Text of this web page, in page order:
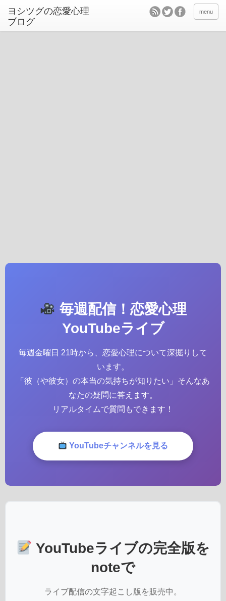
ヨシツグの恋愛心理
ブログ
menu
毎週配信！恋愛心理
YouTubeライブ
毎週金曜日 21時から、恋愛心理について深掘りして
います。
「彼（や彼女）の本当の気持ちが知りたい」そんなあ
なたの疑問に答えます。
リアルタイムで質問もできます！
YouTubeチャンネルを見る
YouTubeライブの完全版を
noteで
ライブ配信の文字起こし版を販売中。